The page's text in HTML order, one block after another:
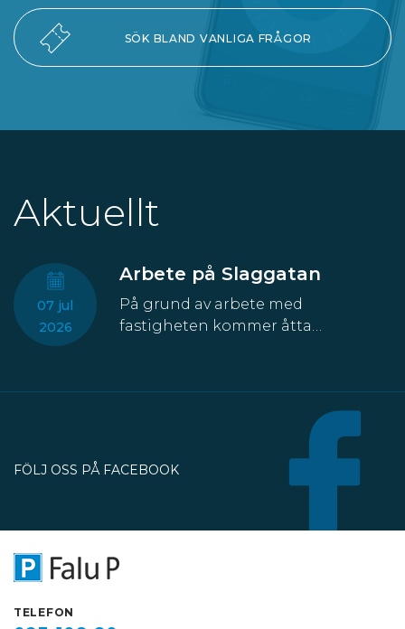
SÖK BLAND VANLIGA FRÅGOR
Aktuellt
07 jul
2026
Arbete på Slaggatan
På grund av arbete med
fastigheten kommer åtta
nordöstra sidan av Slaggatan
enligt kartbilden här ovan får
fordon inte stannas eller parkeras
under perioden 13 juli till 30
oktober.
FÖLJ OSS PÅ FACEBOOK
TELEFON